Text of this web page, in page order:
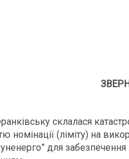
склалася
номінації (ліміту) на
для